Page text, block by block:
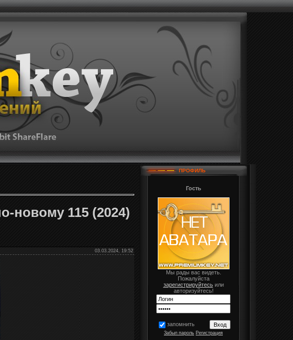
новому 115 (2024)
03.03.2024, 19:52
ПРОФИЛЬ
Гость
Мы рады вас видеть.
Пожалуйста
зарегистрируйтесьили
авторизуйтесь!
запомнить
Забыл пароль Регистрация